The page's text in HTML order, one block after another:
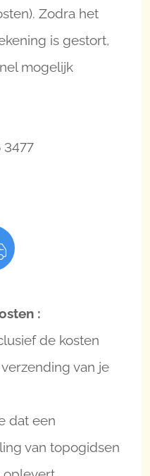
Zodra het
is gestort,
mogelijk
3477
:
de kosten
van je
dat een
van topogidsen